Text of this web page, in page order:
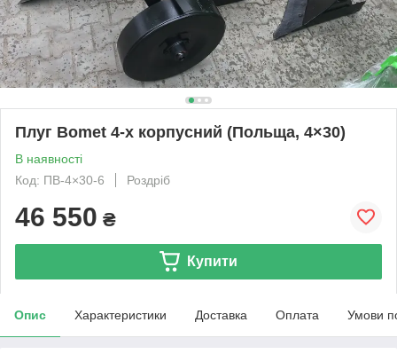
Плуг Bomet 4-х корпусний (Польща, 4×30)
В наявності
Код: ПB-4×30-6
Роздріб
46 550 ₴
Купити
Опис Характеристики Доставка Оплата Умови